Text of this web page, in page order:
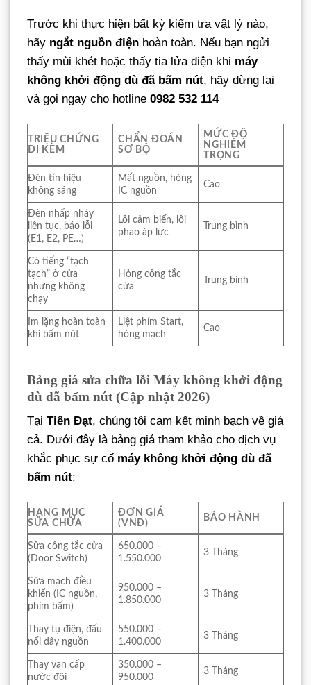
Trước khi thực hiện bất kỳ kiểm tra vật lý nào,
hãy ngắt nguồn điện hoàn toàn. Nếu bạn ngửi
thấy mùi khét hoặc thấy tia lửa điện khi máy
không khởi động dù đã bấm nút, hãy dừng lại
và gọi ngay cho hotline 0982 532 114
TRIỆU CHỨNG
ĐI KÈM
CHẨN ĐOÁN
SƠ BỘ
MỨC ĐỘ
NGHIÊM
TRỌNG
Đèn tín hiệu
không sáng
Mất nguồn, hỏng
IC nguồn
Cao
Đèn nhấp nháy
liên tục, báo lỗi
(E1, E2, PE…)
Lỗi cảm biến, lỗi
phao áp lực
Trung bình
Có tiếng “tạch
tạch” ở cửa
nhưng không
chạy
Hỏng công tắc
cửa
Trung bình
Im lặng hoàn toàn
khi bấm nút
Liệt phím Start,
hỏng mạch
Cao
Bảng giá sửa chữa lỗi Máy không khởi động
dù đã bấm nút (Cập nhật 2026)
Tại Tiến Đạt, chúng tôi cam kết minh bạch về giá
cả. Dưới đây là bảng giá tham khảo cho dịch vụ
khắc phục sự cố máy không khởi động dù đã
bấm nút:
HẠNG MỤC
SỬA CHỮA
ĐƠN GIÁ
(VNĐ)
BẢO HÀNH
Sửa công tắc cửa
(Door Switch)
650.000 –
1.550.000
3 Tháng
Sửa mạch điều
khiển (IC nguồn,
phím bấm)
950.000 –
1.850.000
3 Tháng
Thay tụ điện, đấu
nối dây nguồn
550.000 –
1.400.000
3 Tháng
Thay van cấp
nước đôi
350.000 –
950.000
3 Tháng